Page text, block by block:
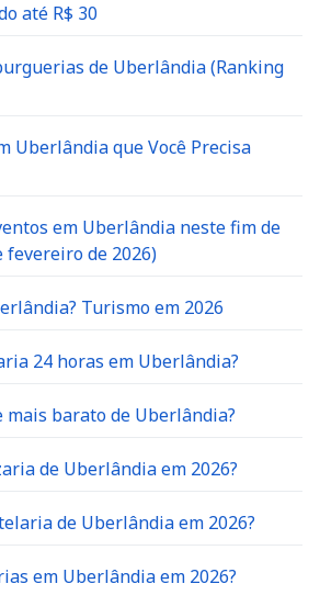
até R$ 30
de Uberlândia (Ranking
Uberlândia que Você Precisa
em Uberlândia neste fim de
fevereiro de 2026)
Turismo em 2026
24 horas em Uberlândia?
barato de Uberlândia?
de Uberlândia em 2026?
de Uberlândia em 2026?
em Uberlândia em 2026?